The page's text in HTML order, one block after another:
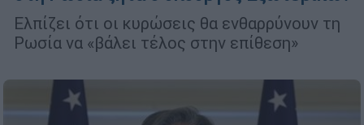
Ελπίζει ότι οι κυρώσεις θα ενθαρρύνουν τη
Ρωσία να «βάλει τέλος στην επίθεση»